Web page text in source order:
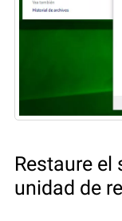
Restaure el
unidad de